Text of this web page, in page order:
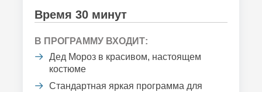
Время 30 минут
В ПРОГРАММУ ВХОДИТ:
Дед Мороз в красивом, настоящем
костюме
Стандартная яркая программа для